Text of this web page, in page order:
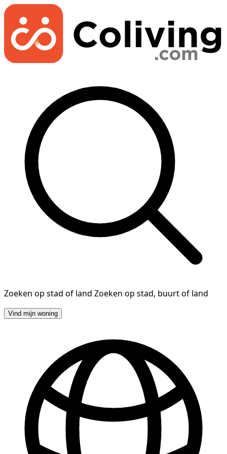
Zoeken op stad of land Zoeken op stad, buurt of land
Vind mijn woning